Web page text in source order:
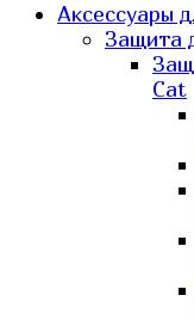
Аксессуары
Защита
Cat